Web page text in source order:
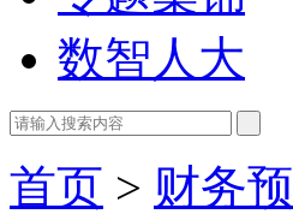
数智人大
首页 > 财务